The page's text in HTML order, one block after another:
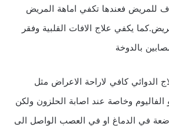
للمريض فعندها تكفي اماهة المريض
يكفي علاج الافات القلبية وفقر
بالدوخة
الدوائي كافي لاراحة الاعراض مثل
وخاصة عند اصابة الحلزون ولكن
في الدماغ او في العصب الواصل الى